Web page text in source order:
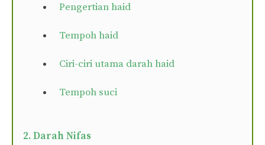
Pengertian haid
Tempoh haid
Ciri-ciri utama darah haid
Tempoh suci
2. Darah Nifas